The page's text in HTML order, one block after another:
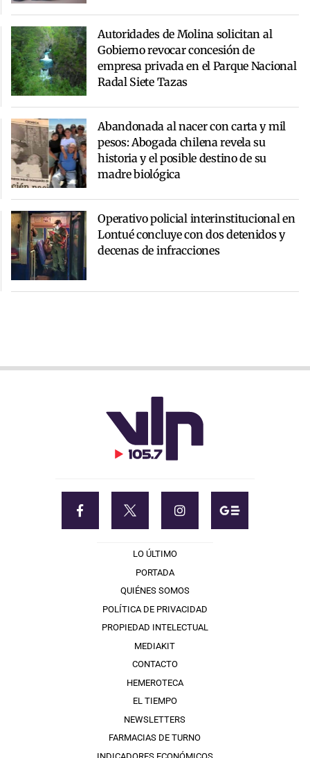
Autoridades de Molina solicitan al
Gobierno revocar concesión de
empresa privada en el Parque Nacional
Radal Siete Tazas
Abandonada al nacer con carta y mil
pesos: Abogada chilena revela su
historia y el posible destino de su
madre biológica
Operativo policial interinstitucional en
Lontué concluye con dos detenidos y
decenas de infracciones
LO ÚLTIMO
PORTADA
QUIÉNES SOMOS
POLÍTICA DE PRIVACIDAD
PROPIEDAD INTELECTUAL
MEDIAKIT
CONTACTO
HEMEROTECA
EL TIEMPO
NEWSLETTERS
FARMACIAS DE TURNO